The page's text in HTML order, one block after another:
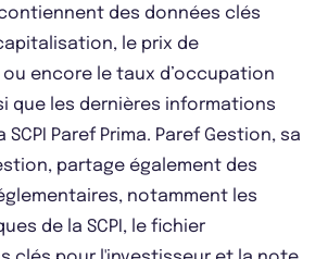
des données clés
le prix de
encore le taux d’occupation
que les dernières informations
Paref Prima. Paref Gestion, sa
partage également des
notamment les
de la SCPI, le fichier